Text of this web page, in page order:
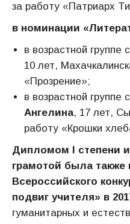
за работу «Патриарх
в номинации
в возрастной
10 лет,
«Прозрение»;
в возрастной
Ангелина, 17 лет,
работу «Крошки
Дипломом I степени
грамотой была также
Всероссийского
подвиг учителя» в
гуманитарных и